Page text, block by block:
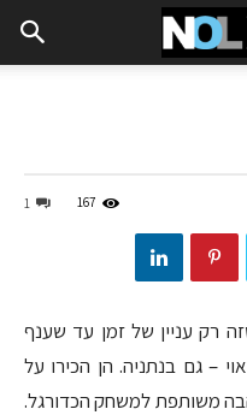
1 167
רק עניין של זמן עד שענף
– גם בנתניה. הן הכירו על
אהבה משותפת למשחק הכדורגל.